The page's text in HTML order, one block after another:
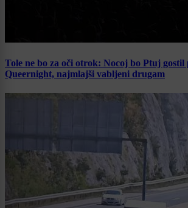
Tole ne bo za oči otrok: Nocoj bo Ptuj
Queernight, najmlajši vabljeni drugam